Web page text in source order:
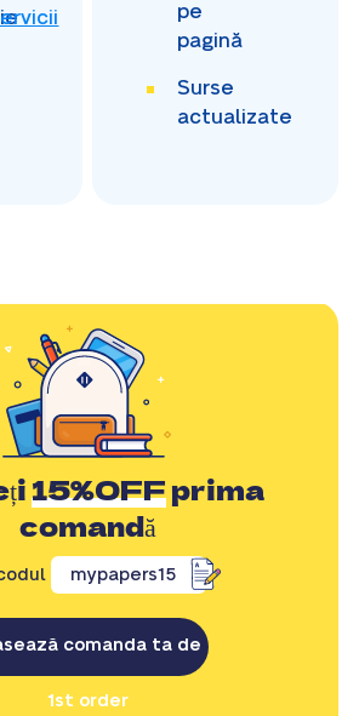
pe
pagină
Surse
actualizate
15%OFFprima
comandă
mypapers15
comanda ta de
1st order